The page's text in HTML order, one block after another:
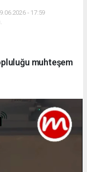
- 17:59
muhteşem